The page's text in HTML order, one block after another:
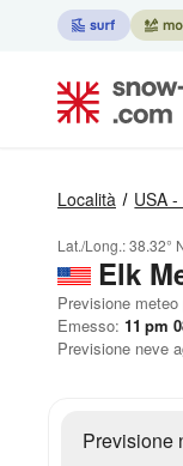
Località USA
Lat./Long.:38.32°
Elk
Previsione
Emesso: 11 pm
Previsione neve
Previsione